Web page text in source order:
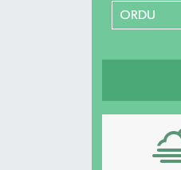
ORDU
Haber Arşivi